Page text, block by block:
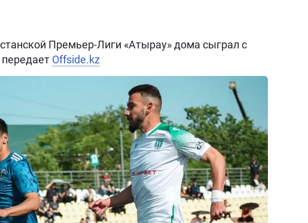
Премьер-Лиги «Атырау» дома сыграл с
Offside.kz